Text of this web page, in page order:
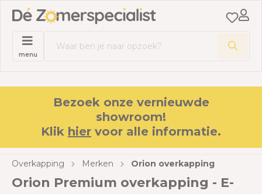
menu
Bezoek onze vernieuwde
showroom!
Klik hier voor alle informatie.
Overkapping Merken Orion overkapping
Orion Premium overkapping - E-